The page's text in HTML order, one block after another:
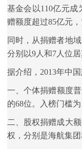
基金会以110亿元
赠额度超过85亿元
同时，从捐赠者地
分别以9人和7人位
据介绍，2013年中
一、个体捐赠额度
的68位。入榜门槛
二、股权捐赠成大
权，分别是海航集